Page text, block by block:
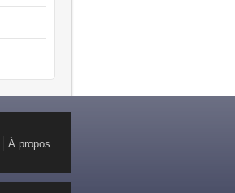
À propos